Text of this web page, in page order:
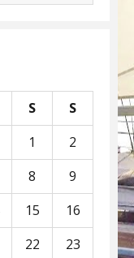
S
S
1
2
8
9
15
16
22
23